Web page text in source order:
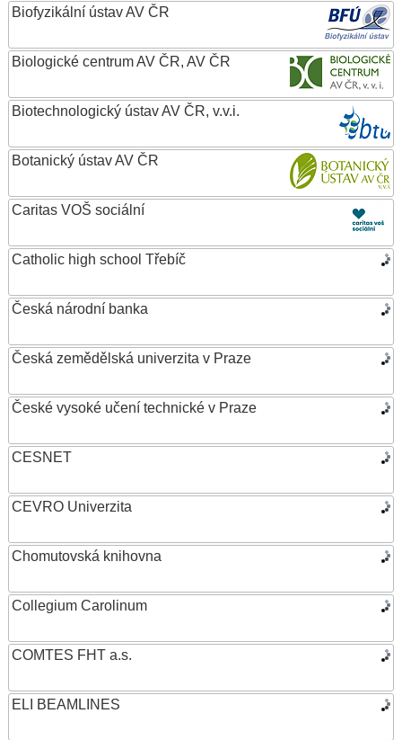
Biofyzikální ústav AV ČR
Biologické centrum AV ČR, AV ČR
Biotechnologický ústav AV ČR, v.v.i.
Botanický ústav AV ČR
Caritas VOŠ sociální
Catholic high school Třebíč
Česká národní banka
Česká zemědělská univerzita v Praze
České vysoké učení technické v Praze
CESNET
CEVRO Univerzita
Chomutovská knihovna
Collegium Carolinum
COMTES FHT a.s.
ELI BEAMLINES